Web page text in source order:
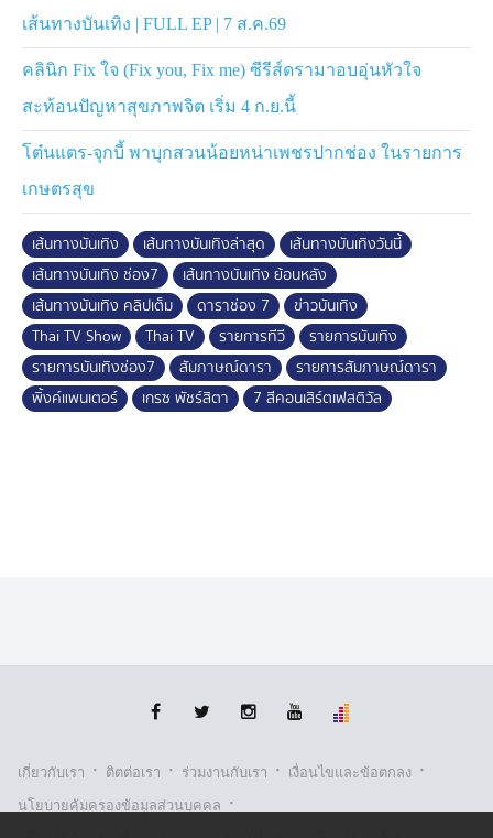
เส้นทางบันเทิง | FULL EP | 7 ส.ค.69
คลินิก Fix ใจ (Fix you, Fix me) ซีรีส์ดรามาอบอุ่นหัวใจ
สะท้อนปัญหาสุขภาพจิต เริ่ม 4 ก.ย.นี้
โต๋นแตร-จุกบี้ พาบุกสวนน้อยหน่าเพชรปากช่อง ในรายการ
เกษตรสุข
เส้นทางบันเทิง เส้นทางบันเทิงล่าสุด
เส้นทางบันเทิงวันนี้
เส้นทางบันเทิง ช่อง7
เส้นทางบันเทิง ย้อนหลัง
เส้นทางบันเทิง คลิปเต็ม
ดาราช่อง 7
ข่าวบันเทิง
Thai TV Show
Thai TV รายการทีวี
รายการบันเทิง
รายการบันเทิงช่อง7
สัมภาษณ์ดารา
รายการสัมภาษณ์ดารา
พิ้งค์แพนเตอร์
เกรซ พัชร์สิตา 7 สีคอนเสิร์ตเฟสติวัล
เกี่ยวกับเรา · ติตต่อเรา · ร่วมงานกับเรา · เงื่อนไขและข้อตกลง ·
นโยบายคุ้มครองข้อมูลส่วนบุคคล ·